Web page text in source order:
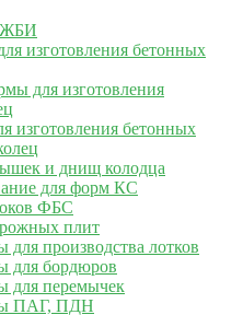
ЖБИ
изготовления бетонных
для изготовления
изготовления бетонных
и днищ колодца
для форм КС
ФБС
плит
производства лотков
для бордюров
для перемычек
ПАГ, ПДН